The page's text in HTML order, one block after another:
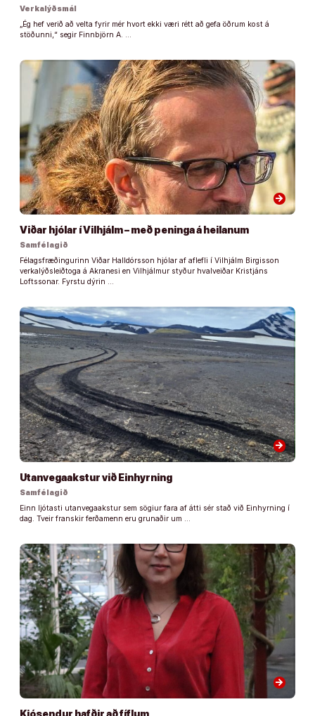
Verkalýðsmál
„Ég hef verið að velta fyrir mér hvort ekki væri rétt að gefa öðrum kost á
stöðunni,“ segir Finnbjörn A. …
arrow_forward
Viðar hjólar í Vilhjálm – með peninga á heilanum
Samfélagið
Félagsfræðingurinn Viðar Halldórsson hjólar af aflefli í Vilhjálm Birgisson
verkalýðsleiðtoga á Akranesi en Vilhjálmur styður hvalveiðar Kristjáns
Loftssonar. Fyrstu dýrin …
arrow_forward
Utanvegaakstur við Einhyrning
Samfélagið
Einn ljótasti utanvegaakstur sem sögiur fara af átti sér stað við Einhyrning í
dag. Tveir franskir ferðamenn eru grunaðir um …
arrow_forward
Kjósendur hafðir að fíflum